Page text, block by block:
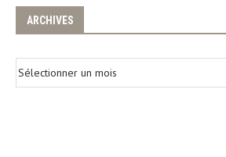
ARCHIVES